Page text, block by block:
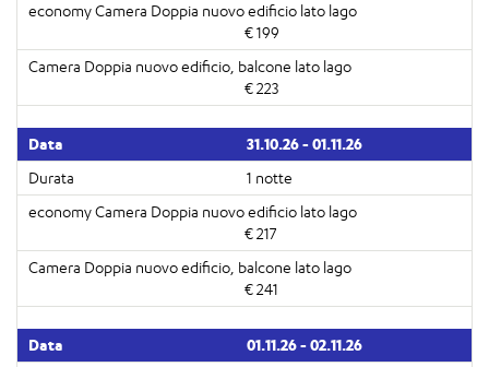
€ 199
€ 223
31.10.26 - 01.11.26
1 notte
€ 217
€ 241
01.11.26 - 02.11.26